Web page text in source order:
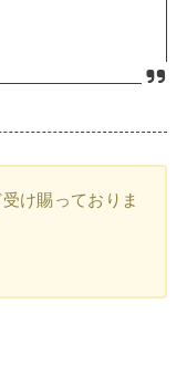
け賜っておりま